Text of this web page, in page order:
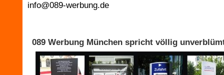
info@089-werbung.de
089 Werbung München spricht völlig